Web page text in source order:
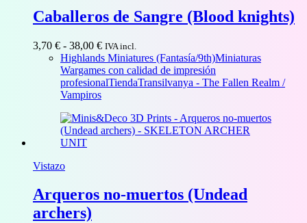
Caballeros de Sangre (Blood knights)
3,70 € - 38,00 €Rango
de
precios:
desde
38,00 €
IVA incl.
Highlands Miniatures (Fantasía/9th)Miniaturas
Wargames con calidad de impresión
profesionalTiendaTransilvanya - The Fallen Realm /
Vampiros
Vistazo
Arqueros no-muertos (Undead
archers)